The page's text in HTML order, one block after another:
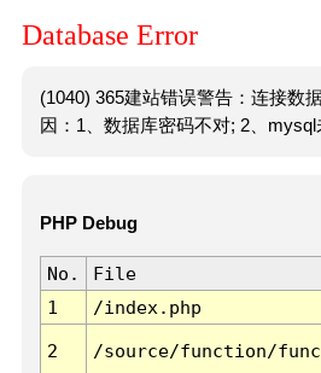
Database Error
(1040) 365建站错误警告：连接数
因：1、数据库密码不对; 2、mysql
PHP Debug
No. File
1
/index.php
2 /source/function/